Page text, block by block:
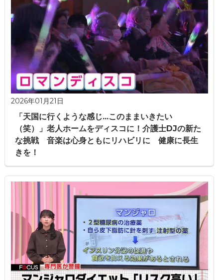
2026年01月21日
「天国に行くような感じ...このままいきたい
（笑）」老人ホームをディスコに！介護士DJの新た
な挑戦 音楽は心身ともにリハビリに 健康に長生
きを！